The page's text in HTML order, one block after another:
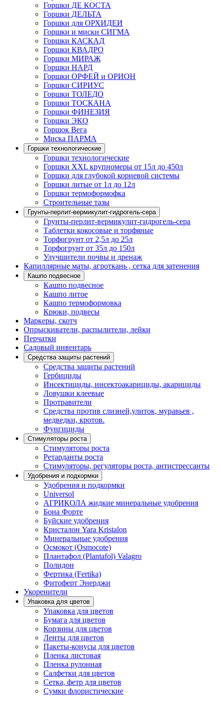
Горшки ДЕ КОСТА
Горшки ДЕЛЬТА
Горшки для ОРХИДЕИ
Горшки и миски СИГМА
Горшки КАСКАД
Горшки КВАДРО
Горшки МИРАЖ
Горшки НАРД
Горшки ОРФЕЙ и ОРИОН
Горшки СИРИУС
Горшки ТОЛЕДО
Горшки ТОСКАНА
Горшки ФИНЕЗИЯ
Горшки ЭКО
Горшок Вега
Миска ПАРМА
Горшки технологические
Горшки технологические
Горшки XXL крупномеры от 15л до 450л
Горшки для глубокой корневой системы
Горшки литые от 1л до 12л
Горшки термоформофка
Строительные тазы
Грунты-перлит-вермикулит-гидрогель-сера
Грунты-перлит-вермикулит-гидрогель-сера
Таблетки кокосовые и торфяные
Торфогрунт от 2,5л до 25л
Торфогрунт от 35л до 150л
Улучшители почвы и дренаж
Капиллярные маты, агроткань , сетка для затенения
Кашпо подвесное
Кашпо подвесное
Кашпо литое
Кашпо термоформовка
Крюки, подвесы
Маркеры, скотч
Опрыскиватели, распылители, лейки
Перчатки
Садовый инвентарь
Средства защиты растений
Средства защиты растений
Гербициды
Инсектициды, инсектоакарициды, акарициды
Ловушки клеевые
Протравители
Средства против слизней,улиток, муравьев ,
медведки, кротов.
Фунгициды
Стимуляторы роста
Стимуляторы роста
Ретарданты роста
Стимуляторы, регуляторы роста, антистрессанты
Удобрения и подкормки
Удобрения и подкормки
Universol
АГРИКОЛА жидкие минеральные удобрения
Бона Форте
Буйские удобрения
Кристалон Yara Kristalon
Минеральные удобрения
Осмокот (Osmocote)
Плантафол (Plantafol) Valagro
Полидон
Фертика (Fertika)
Фитоферт Энерджи
Укоренители
Упаковка для цветов
Упаковка для цветов
Бумага для цветов
Корзины для цветов
Ленты для цветов
Пакеты-конусы для цветов
Пленка листовая
Пленка рулонная
Салфетки для цветов
Сетка, фетр для цветов
Сумки флористические